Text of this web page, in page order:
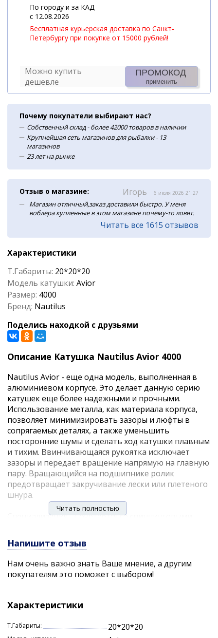
По городу и за КАД
c 12.08.2026
Бесплатная курьерская доставка по Санкт-
Петербургу при покупке от 15000 рублей!
Можно купить
дешевле
ПРОМОКОД
применить
Почему покупатели выбирают нас?
Собственный склад - более 42000 товаров в наличии
Крупнейшая сеть магазинов для рыбалки - 13
магазинов
23 лет на рынке
Отзыв о магазине: Игорь 6 июля 2026 21:27
Магазин отличный,заказ доставили быстро. У меня
воблера купленные в этом магазине почему-то ловят.
Читать все 1615 отзывов
Характеристики
Т.Габариты: 20*20*20
Модель катушки: Avior
Размер: 4000
Бренд: Nautilus
Поделись находкой с друзьями
Описание Катушка Nautilus Avior 4000
Nautilus Avior - еще одна модель, выполненная в
алюминиевом корпусе. Это делает данную серию
катушек еще более надежными и прочными.
Использование металла, как материала корпуса,
позволяет минимизировать зазоры и люфты в
сопрягаемых деталях, а также уменьшить
посторонние шумы и сделать ход катушки плавным
и тихим. Ввинчивающаяся рукоятка исключает
зазоры и передает вращение напрямую на главную
пару. Вращающийся на подшипнике ролик
предотвращает закручивание лески или плетеного
шнура.
Специализация - Сочетается со спиннинговыми
алюминиевого корпуса и достаточно мощного
механизма оптимально подходит для джиговой
ловли.
Особенности:
- Высокопрочный алюминиевый корпус
- Ролик лесоукладывателя, выполненный по
технологии Anti-Twist System, с подшипником
внутри
Читать полностью
Напишите отзыв
Нам очень важно знать Ваше мнение, а другим
покупателям это поможет с выбором!
Характеристики
Т.Габариты: 20*20*20